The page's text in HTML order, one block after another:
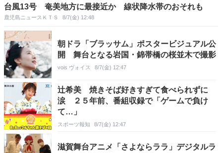
台風13号 奄美地方に最接近か 線状降水帯のおそれも
鹿児島ニュースＫＴＳ 8/7(金) 12:48
朝ドラ「ブラッサム」ポスタービジュアル公
開 舞台となる岩国・錦帯橋の桜並木で撮影
vois ヴォイス 8/7(金) 12:47
辻希美 焼きそば好きすぎて食べられずに
涙 ２５年前、番組収録で「ゲームで負け
て…」
スポーツ報知 8/7(金) 12:47
滋賀舞台アニメ「さよならララ」デジタルラ